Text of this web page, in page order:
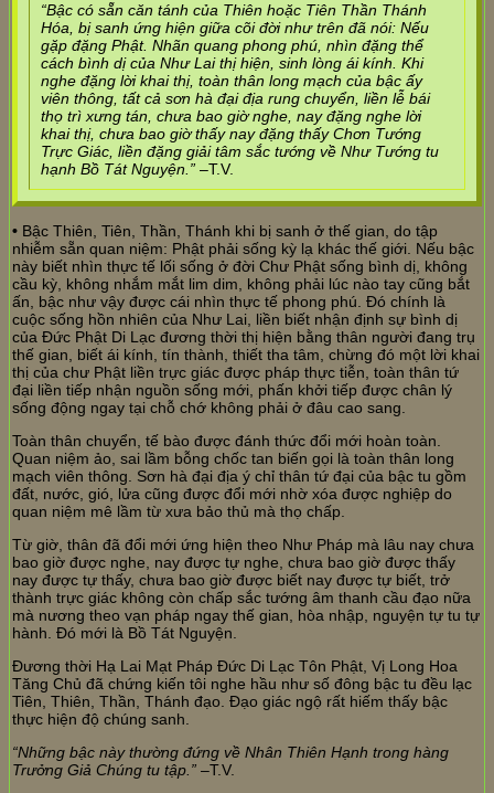
“Bậc có sẵn căn tánh của Thiên hoặc Tiên Thần Thánh
Hóa, bị sanh ứng hiện giữa cõi đời như trên đã nói: Nếu
gặp đặng Phật. Nhãn quang phong phú, nhìn đặng thể
cách bình dị của Như Lai thị hiện, sinh lòng ái kính. Khi
nghe đặng lời khai thị, toàn thân long mạch của bậc ấy
viên thông, tất cả sơn hà đại địa rung chuyển, liền lễ bái
thọ trì xưng tán, chưa bao giờ nghe, nay đặng nghe lời
khai thị, chưa bao giờ thấy nay đặng thấy Chơn Tướng
Trực Giác, liền đặng giải tâm sắc tướng về Như Tướng tu
hạnh Bồ Tát Nguyện.” –T.V.
• Bậc Thiên, Tiên, Thần, Thánh khi bị sanh ở thế gian, do tập
nhiễm sẵn quan niệm: Phật phải sống kỳ lạ khác thế giới. Nếu bậc
này biết nhìn thực tế lối sống ở đời Chư Phật sống bình dị, không
cầu kỳ, không nhắm mắt lim dim, không phải lúc nào tay cũng bắt
ấn, bậc như vậy được cái nhìn thực tế phong phú. Đó chính là
cuộc sống hồn nhiên của Như Lai, liền biết nhận định sự bình dị
của Đức Phật Di Lạc đương thời thị hiện bằng thân người đang trụ
thế gian, biết ái kính, tín thành, thiết tha tâm, chừng đó một lời khai
thị của chư Phật liền trực giác được pháp thực tiễn, toàn thân tứ
đại liền tiếp nhận nguồn sống mới, phấn khởi tiếp được chân lý
sống động ngay tại chỗ chớ không phải ở đâu cao sang.
Toàn thân chuyển, tế bào được đánh thức đổi mới hoàn toàn.
Quan niệm ảo, sai lầm bỗng chốc tan biến gọi là toàn thân long
mạch viên thông. Sơn hà đại địa ý chỉ thân tứ đại của bậc tu gồm
đất, nước, gió, lửa cũng được đổi mới nhờ xóa được nghiệp do
quan niệm mê lầm từ xưa bảo thủ mà thọ chấp.
Từ giờ, thân đã đổi mới ứng hiện theo Như Pháp mà lâu nay chưa
bao giờ được nghe, nay được tự nghe, chưa bao giờ được thấy
nay được tự thấy, chưa bao giờ được biết nay được tự biết, trở
thành trực giác không còn chấp sắc tướng âm thanh cầu đạo nữa
mà nương theo vạn pháp ngay thế gian, hòa nhập, nguyện tự tu tự
hành. Đó mới là Bồ Tát Nguyện.
Đương thời Hạ Lai Mạt Pháp Đức Di Lạc Tôn Phật, Vị Long Hoa
Tăng Chủ đã chứng kiến tôi nghe hầu như số đông bậc tu đều lạc
Tiên, Thiên, Thần, Thánh đạo. Đạo giác ngộ rất hiếm thấy bậc
thực hiện độ chúng sanh.
“Những bậc này thường đứng về Nhân Thiên Hạnh trong hàng
Trưởng Giả Chúng tu tập.” –T.V.